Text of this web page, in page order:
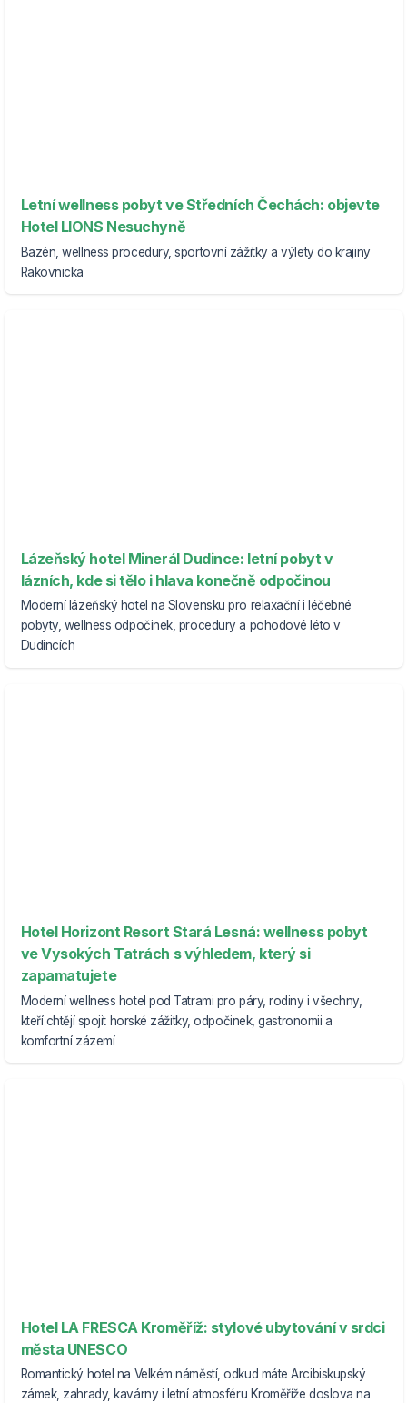
Letní wellness pobyt ve Středních Čechách: objevte
Hotel LIONS Nesuchyně
Bazén, wellness procedury, sportovní zážitky a výlety do krajiny
Rakovnicka
Lázeňský hotel Minerál Dudince: letní pobyt v
lázních, kde si tělo i hlava konečně odpočinou
Moderní lázeňský hotel na Slovensku pro relaxační i léčebné
pobyty, wellness odpočinek, procedury a pohodové léto v
Dudincích
Hotel Horizont Resort Stará Lesná: wellness pobyt
ve Vysokých Tatrách s výhledem, který si
zapamatujete
Moderní wellness hotel pod Tatrami pro páry, rodiny i všechny,
kteří chtějí spojit horské zážitky, odpočinek, gastronomii a
komfortní zázemí
Hotel LA FRESCA Kroměříž: stylové ubytování v srdci
města UNESCO
Romantický hotel na Velkém náměstí, odkud máte Arcibiskupský
zámek, zahrady, kavárny i letní atmosféru Kroměříže doslova na